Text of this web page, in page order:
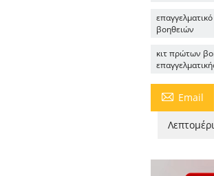
βοηθειών
κιτ πρώτων
 Email